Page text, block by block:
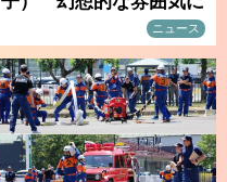
ニュース